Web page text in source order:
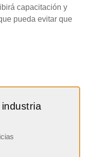
capacitación y
pueda evitar que